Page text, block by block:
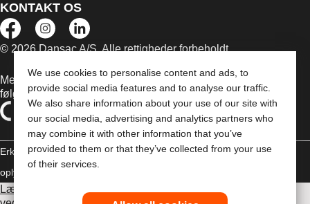
We use cookies to personalise content and ads, to
provide social media features and to analyse our traffic.
We also share information about your use of our site with
our social media, advertising and analytics partners who
may combine it with other information that you’ve
provided to them or that they’ve collected from your use
of their services.
KONTAKT OS
© 2026 Dansac A/S. Alle rettigheder forbeholdt.
Medicinsk udstyr, der sælges i EU, er mærket med et af
følgende symboler
Erklæring om copyright Politik til beskyttelse af personlige
oplysninger
Læs venligst brugsvejledningen inden brug for information